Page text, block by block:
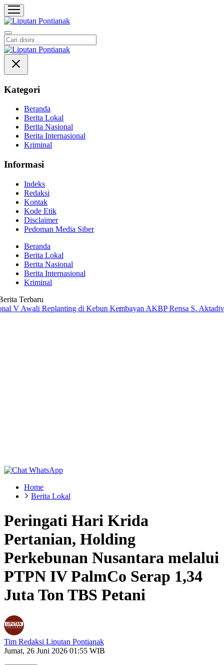
Liputan Pontianak
Berita Terkini dan TerUpdate
Kategori
Beranda
Berita Lokal
Berita Nasional
Berita Internasional
Kriminal
Informasi
Indeks
Redaksi
Kontak
Kode Etik
Disclaimer
Pedoman Media Siber
Beranda
Berita Lokal
Berita Nasional
Berita Internasional
Kriminal
Terbaru
Replanting di Kebun KembayanAKBP Rensa S. Aktadivia Resmi
Home
Berita Lokal
Peringati Hari Krida
Pertanian, Holding
Perkebunan Nusantara melalui
PTPN IV PalmCo Serap 1,34
Juta Ton TBS Petani
Tim Redaksi Liputan Pontianak
Jumat, 26 Juni 2026 01:55 WIB